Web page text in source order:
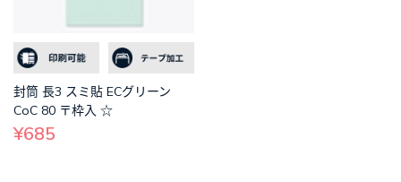
封筒 長3 スミ貼 ECグリーン
CoC 80 〒枠入 ☆
¥685